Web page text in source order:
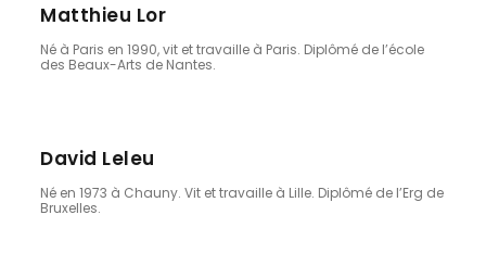
Matthieu Lor
Né à Paris en 1990, vit et travaille à Paris. Diplômé de l’école
des Beaux-Arts de Nantes.
David Leleu
Né en 1973 à Chauny. Vit et travaille à Lille. Diplômé de l’Erg de
Bruxelles.